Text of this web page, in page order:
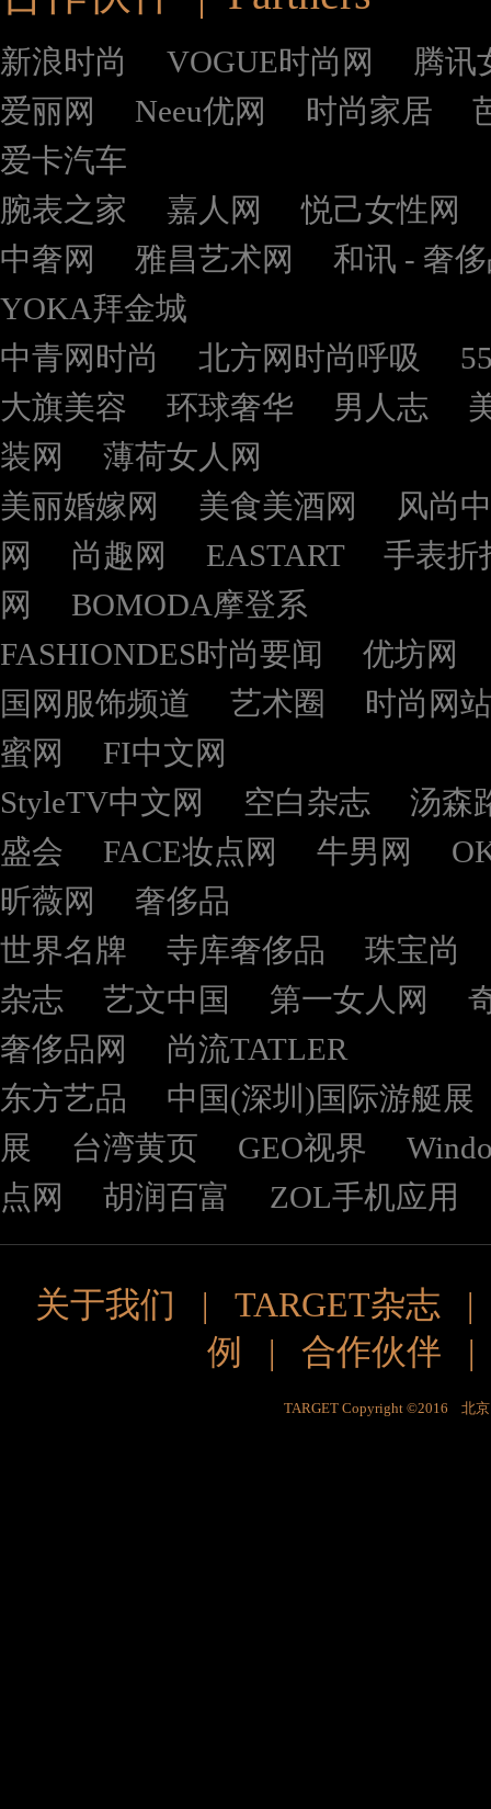
新浪时尚 VOGUE时尚网
腾讯
爱丽网
Neeu优网 时尚家居
爱卡汽车
腕表之家
嘉人网
悦己女性网
中奢网
雅昌艺术网
和讯 - 奢
YOKA拜金城
中青网时尚
北方网时尚呼吸
大旗美容
环球奢华 男人志
装网
薄荷女人网
美丽婚嫁网
美食美酒网
风尚
网
尚趣网 EASTART
手表折
网
BOMODA摩登系
FASHIONDES时尚要闻
优坊网
国网服饰频道
艺术圈
时尚网站
蜜网
FI中文网
StyleTV中文网
空白杂志
汤森
盛会
FACE妆点网 牛男网
昕薇网
奢侈品
世界名牌
寺库奢侈品
珠宝尚
杂志
艺文中国 第一女人网
奢侈品网
尚流TATLER
东方艺品
中国(深圳)国际游艇展
展
台湾黄页 GEO视界
点网
胡润百富 ZOL手机应用
关于我们 | TARGET杂志
例
| 合作伙伴
TARGET Copyright ©2016 北